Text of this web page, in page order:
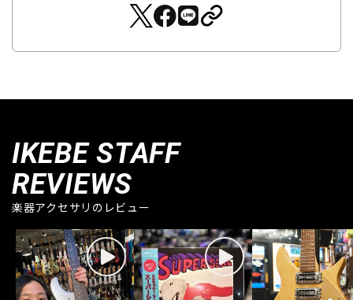
IKEBE STAFF
REVIEWS
楽器アクセサリのレビュー